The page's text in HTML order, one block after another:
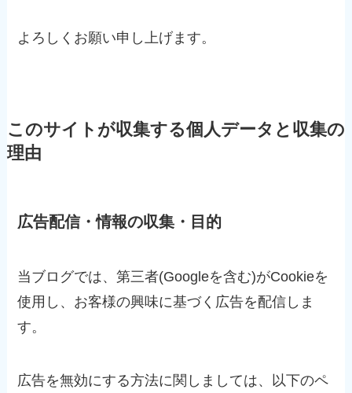
よろしくお願い申し上げます。
このサイトが収集する個人データと収集の
理由
広告配信・情報の収集・目的
当ブログでは、第三者(Googleを含む)がCookieを
使用し、お客様の興味に基づく広告を配信しま
す。
広告を無効にする方法に関しましては、以下のペ